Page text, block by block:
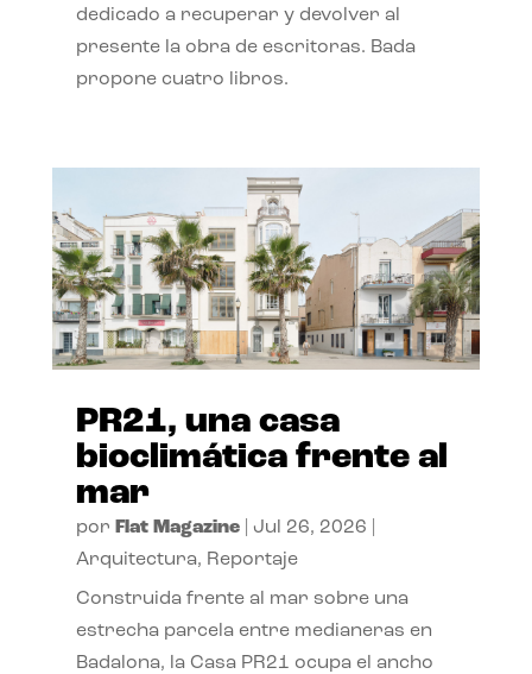
dedicado a recuperar y devolver al
presente la obra de escritoras. Bada
propone cuatro libros.
PR21, una casa
bioclimática frente al
mar
por Flat Magazine| Jul 26, 2026
Arquitectura, Reportaje
Construida frente al mar sobre una
estrecha parcela entre medianeras en
Badalona, la Casa PR21 ocupa el ancho